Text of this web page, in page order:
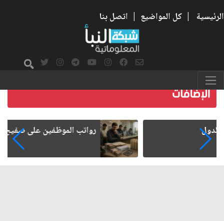
الرئيسية | كل المواضيع | اتصل بنا
رواتب الموظفين على صفيح ساخن